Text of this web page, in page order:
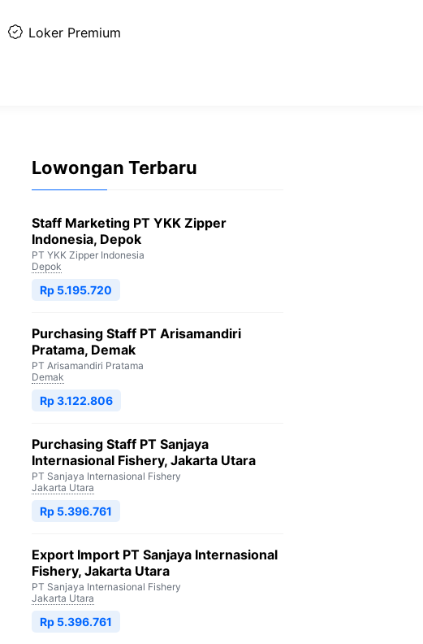
Loker Premium
Lowongan Terbaru
Staff Marketing PT YKK Zipper
Indonesia, Depok
PT YKK Zipper Indonesia
Depok
Rp 5.195.720
Purchasing Staff PT Arisamandiri
Pratama, Demak
PT Arisamandiri Pratama
Demak
Rp 3.122.806
Purchasing Staff PT Sanjaya
Internasional Fishery, Jakarta Utara
PT Sanjaya Internasional Fishery
Jakarta Utara
Rp 5.396.761
Export Import PT Sanjaya Internasional
Fishery, Jakarta Utara
PT Sanjaya Internasional Fishery
Jakarta Utara
Rp 5.396.761